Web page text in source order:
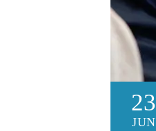
23
JUN